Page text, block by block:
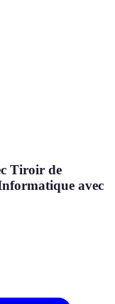
Tiroir de
avec